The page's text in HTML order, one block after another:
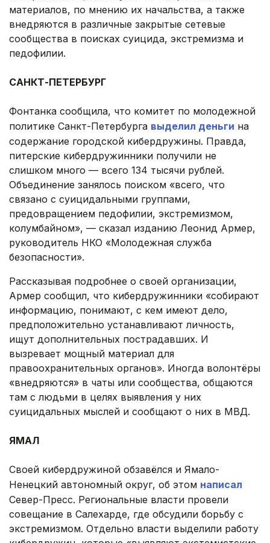
материалов, по мнению их начальства, а также
внедряются в различные закрытые сетевые
сообщества в поисках суицида, экстремизма и
педофилии.
САНКТ-ПЕТЕРБУРГ
Фонтанка сообщила, что комитет по молодежной
политике Санкт-Петербурга выделил деньги на
содержание городской кибердружины. Правда,
питерские кибердружинники получили не
слишком много — всего 134 тысячи рублей.
Объединение занялось поиском «всего, что
связано с суицидальными группами,
предовращением педофилии, экстремизмом,
колумбайном», — сказал изданию Леонид Армер,
руководитель НКО «Молодежная служба
безопасности».
Рассказывая подробнее о своей организации,
Армер сообщил, что кибердружинники «собирают
информацию, понимают, с кем имеют дело,
предположительно устанавливают личность,
ищут дополнительных пострадавших. И
вызревает мощный материал для
правоохранительных органов». Иногда волонтёры
«внедряются» в чаты или сообщества, общаются
там с людьми в целях выявления у них
суицидальных мыслей и сообщают о них в МВД.
ЯМАЛ
Своей кибердружиной обзавёлся и Ямало-
Ненецкий автономный округ, об этом написал
Север-Пресс. Региональные власти провели
совещание в Салехарде, где обсудили борьбу с
экстремизмом. Отдельно власти выделили работу